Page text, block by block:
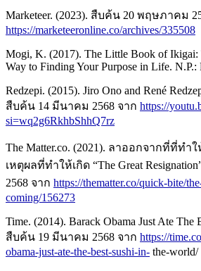
Marketeer. (2023). สืบค้น 20 พฤษภาคม
https://marketeeronline.co/archives/335508
Mogi, K. (2017). The Little Book of Ikigai:
Way to Finding Your Purpose in Life. N.P.:
Redzepi. (2015). Jiro Ono and René
สืบค้น 14 มีนาคม 2568 จาก https://
si=wq2g6RkhbShhQ7rz
The Matter.co. (2021). ลาออกจากที่ที่ท
เหตุผลที่ทำให้เกิด “The Great
2568 จาก https://thematter.co/quick-bite/
coming/156273
Time. (2014). Barack Obama Just Ate The
สืบค้น 19 มีนาคม 2568 จาก https://
obama-just-ate-the-best-sushi-in- the-world/